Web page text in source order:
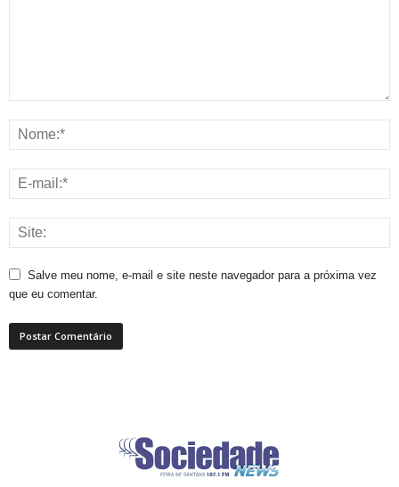
Salve meu nome, e-mail e site neste navegador para a próxima vez
que eu comentar.